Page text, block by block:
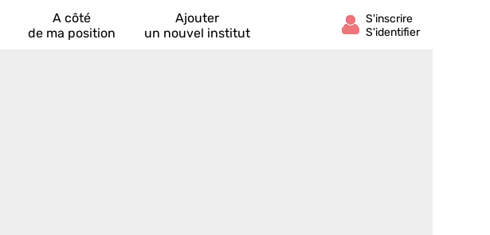
A côté
de ma position
Ajouter
un nouvel institut